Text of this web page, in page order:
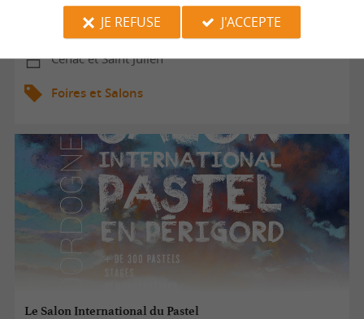
25/07/2026 au 26/07/2026
Cénac et Saint Julien
Foires et Salons
Le Salon International du Pastel
JE REFUSE
J'ACCEPTE